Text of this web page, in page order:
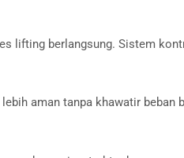
lifting berlangsung. Sistem
aman tanpa khawatir